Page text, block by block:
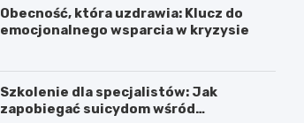
Obecność, która uzdrawia: Klucz do
emocjonalnego wsparcia w kryzysie
Szkolenie dla specjalistów: Jak
zapobiegać suicydom wśród